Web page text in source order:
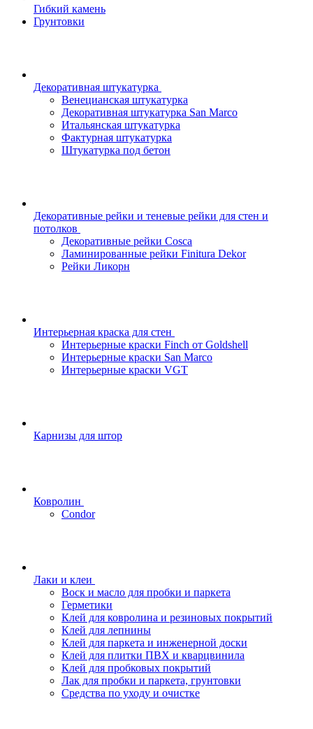
Гибкий камень
Грунтовки
Декоративная штукатурка
Венецианская штукатурка
Декоративная штукатурка San Marco
Итальянская штукатурка
Фактурная штукатурка
Штукатурка под бетон
Декоративные рейки и теневые рейки для стен и
потолков
Декоративные рейки Cosca
Ламинированные рейки Finitura Dekor
Рейки Ликорн
Интерьерная краска для стен
Интерьерные краски Finch от Goldshell
Интерьерные краски San Marco
Интерьерные краски VGT
Карнизы для штор
Ковролин
Condor
Лаки и клеи
Воск и масло для пробки и паркета
Герметики
Клей для ковролина и резиновых покрытий
Клей для лепнины
Клей для паркета и инженерной доски
Клей для плитки ПВХ и кварцвинила
Клей для пробковых покрытий
Лак для пробки и паркета, грунтовки
Средства по уходу и очистке